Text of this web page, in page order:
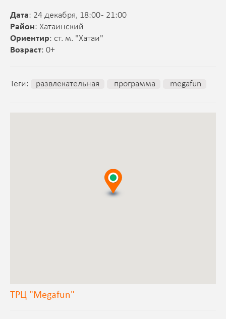
Дата: 24 декабря, 18:00 - 21:00
Район: Хатаинский
Ориентир: ст. м. "Хатаи"
Возраст: 0+
Теги: развлекательная программа megafun
ТРЦ "Megafun"